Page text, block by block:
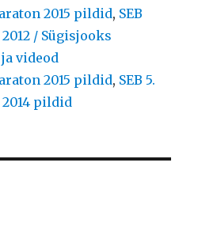
2015 pildid, SEB
/ Sügisjooks
videod
2015 pildid, SEB 5.
pildid